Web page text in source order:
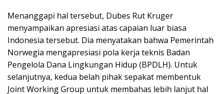
Menanggapi hal tersebut, Dubes Rut Kruger
menyampaikan apresiasi atas capaian luar biasa
Indonesia tersebut. Dia menyatakan bahwa Pemerintah
Norwegia mengapresiasi pola kerja teknis Badan
Pengelola Dana Lingkungan Hidup (BPDLH). Untuk
selanjutnya, kedua belah pihak sepakat membentuk
Joint Working Group untuk membahas lebih lanjut hal